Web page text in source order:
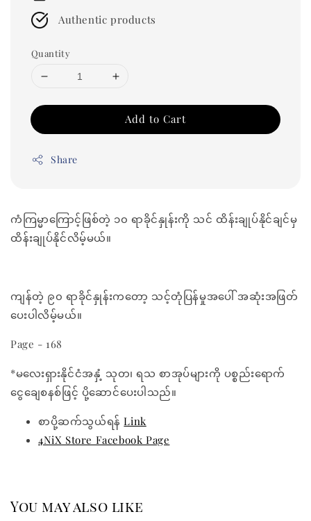
Authentic products
Quantity
Add to Cart
Share
ကံကြမ္မာကြောင့်ဖြစ်တဲ့ ၁၀ ရာခိုင်နှုန်းကို သင် ထိန်းချုပ်နိုင်ချင်မှ
ထိန်းချုပ်နိုင်လိမ့်မယ်။
ကျန်တဲ့ ၉၀ ရာခိုင်နှုန်းကတော့ သင့်တုံပြန်မှုအပေါ် အဆုံးအဖြတ်
ပေးပါလိမ့်မယ်။
Page - 168
*မလေးရှားနိုင်ငံအနှံ့ သုတ၊ ရသ စာအုပ်များကို ပစ္စည်းရောက်
ငွေချေစနစ်ဖြင့် ပို့ဆောင်ပေးပါသည်။
စာပို့ဆက်သွယ်ရန်Link
4NiX Store Facebook Page
You may also like